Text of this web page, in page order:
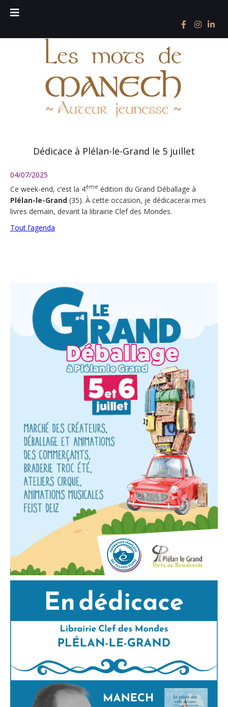
Dédicace à Plélan-le-Grand le 5 juillet
04/07/2025
Ce week-end, c’est la 4ème édition du Grand Déballage à
Plélan-le-Grand (35). À cette occasion, je dédicacerai mes
livres demain, devant la librairie Clef des Mondes.
Tout l’agenda